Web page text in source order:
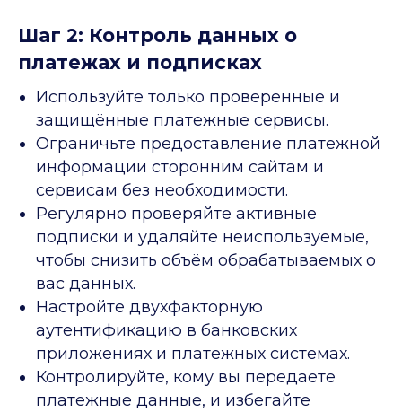
Шаг 2: Контроль данных о
платежах и подписках
Используйте только проверенные и
защищённые платежные сервисы.
Ограничьте предоставление платежной
информации сторонним сайтам и
сервисам без необходимости.
Регулярно проверяйте активные
подписки и удаляйте неиспользуемые,
чтобы снизить объём обрабатываемых о
вас данных.
Настройте двухфакторную
аутентификацию в банковских
приложениях и платежных системах.
Контролируйте, кому вы передаете
платежные данные, и избегайте